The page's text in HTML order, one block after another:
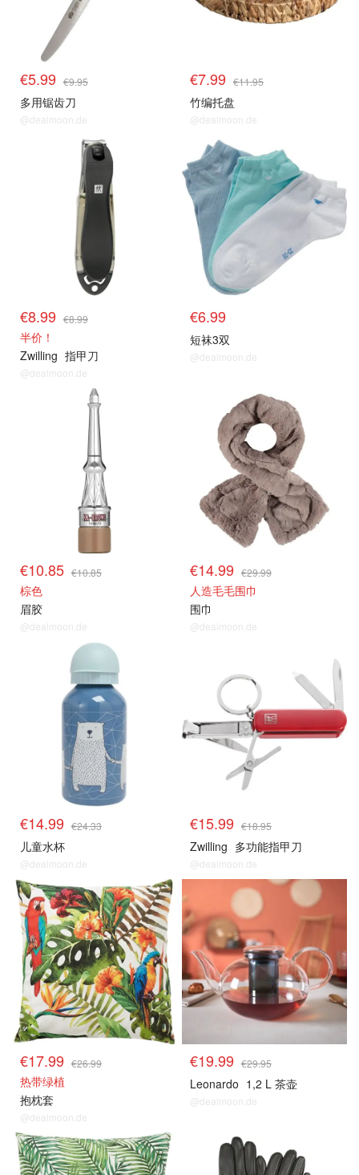
€5.99 €9.95
多用锯齿刀
@dealmoon.de
€7.99 €11.95
竹编托盘
@dealmoon.de
€8.99 €8.99
半价！
Zwilling 指甲刀
@dealmoon.de
€6.99
短袜3双
@dealmoon.de
€10.85 €10.85
棕色
眉胶
@dealmoon.de
€14.99 €29.99
人造毛毛围巾
围巾
@dealmoon.de
€14.99 €24.33
儿童水杯
@dealmoon.de
€15.99 €18.95
Zwilling 多功能指甲刀
@dealmoon.de
€17.99 €26.99
热带绿植
抱枕套
@dealmoon.de
€19.99 €29.95
Leonardo 1,2 L 茶壶
@dealmoon.de